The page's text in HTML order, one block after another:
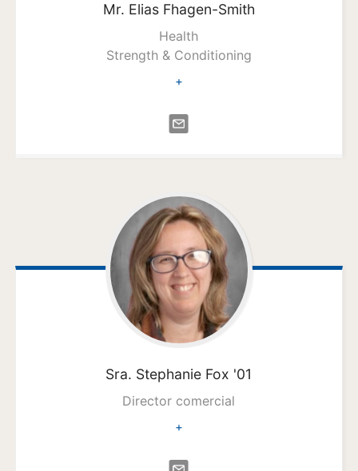
Mr. Elias Fhagen-Smith
Health
Strength & Conditioning
+
Sra. Stephanie Fox '01
Director comercial
+